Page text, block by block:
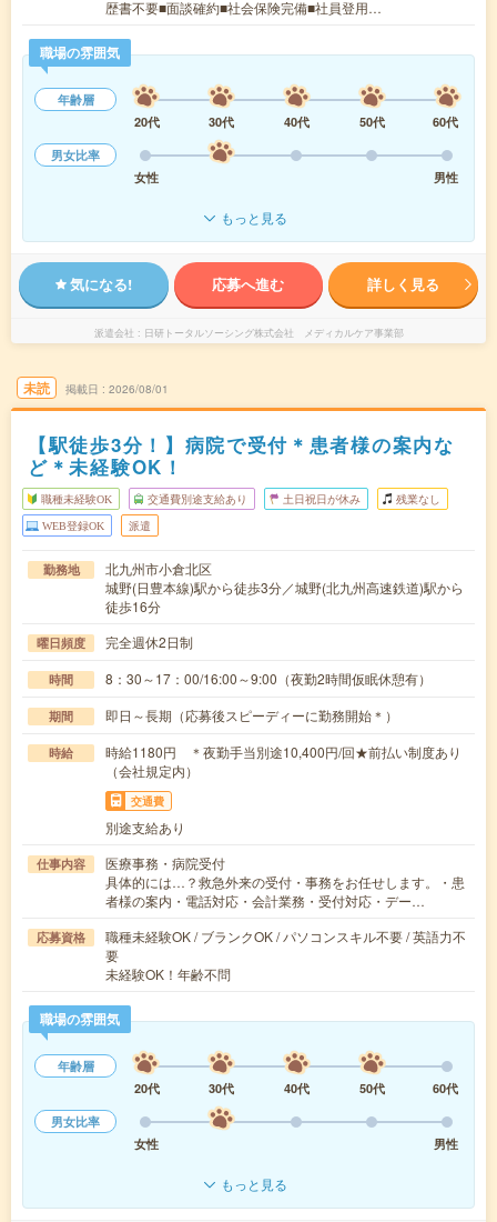
歴書不要■面談確約■社会保険完備■社員登用…
職場の雰囲気
年齢層
20代
30代 40代 50代
60代
男女比率
女性
男性
もっと見る
気になる! 応募へ進む 詳しく見る
派遣会社 日研トータルソーシング株式会社 メディカルケア事業部
未読 掲載日 2026/08/01
【駅徒歩3分！】病院で受付＊患者様の案内な
ど＊未経験OK！
職種未経験OK 交通費別途支給あり 土日祝日が休み 残業なし
WEB登録OK 派遣
勤務地
北九州市小倉北区
城野(日豊本線)駅から徒歩3分／城野(北九州高速鉄道)駅から
徒歩16分
曜日頻度 完全週休2日制
時間 8：30～17：00/16:00～9:00（夜勤2時間仮眠休憩有）
期間 即日～長期（応募後スピーディーに勤務開始＊）
時給
時給1180円 ＊夜勤手当別途10,400円/回★前払い制度あり
（会社規定内）
交通費
別途支給あり
仕事内容
医療事務・病院受付
具体的には…？救急外来の受付・事務をお任せします。・患
者様の案内・電話対応・会計業務・受付対応・デー…
応募資格
職種未経験OK / ブランクOK / パソコンスキル不要 / 英語力不
要
未経験OK！年齢不問
職場の雰囲気
年齢層
20代
30代 40代 50代
60代
男女比率
女性
男性
もっと見る